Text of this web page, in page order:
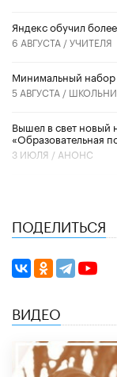
​Яндекс обучил
6 АВГУСТА /УЧИТЕЛЯ
Минимальный
5 АВГУСТА /
Вышел в свет новый
«Образовательная
3 ИЮЛЯ / АНОНС
ПОДЕЛИТЬСЯ
ВИДЕО